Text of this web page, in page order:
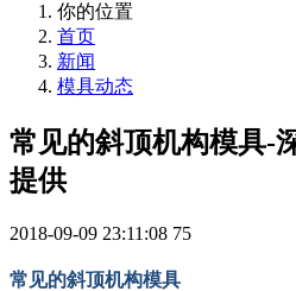
你的位置
首页
新闻
模具动态
常见的斜顶机构模具-
提供
2018-09-09 23:11:08 75
常见的斜顶机构模具